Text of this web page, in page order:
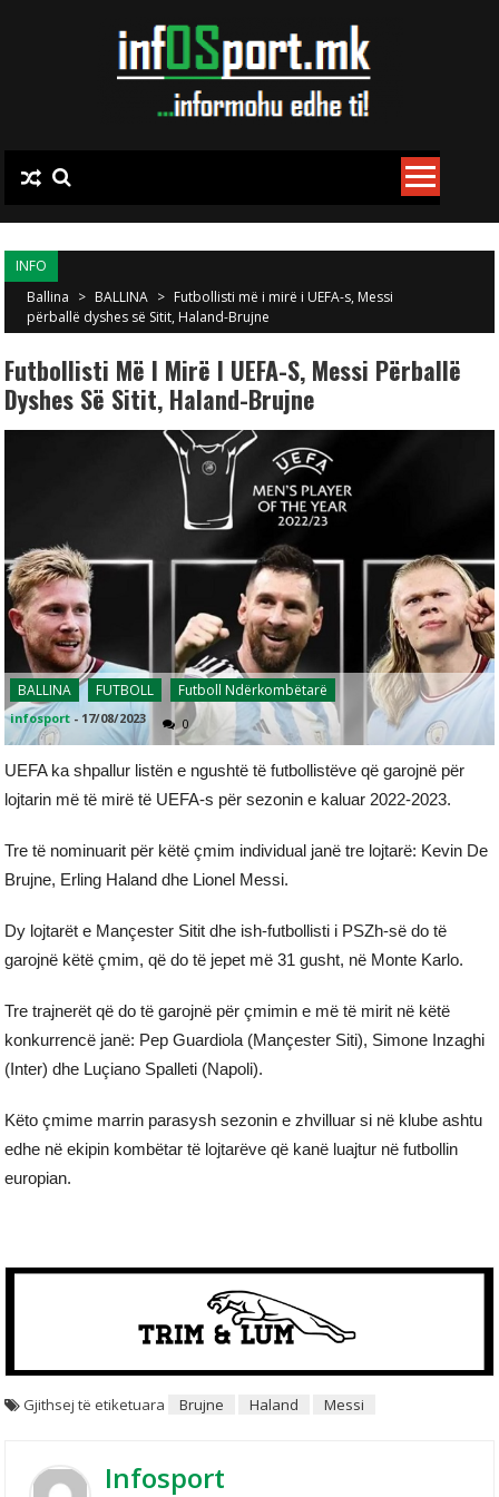
INFO
Ballina > BALLINA > Futbollisti më i mirë i UEFA-s, Messi
përballë dyshes së Sitit, Haland-Brujne
Futbollisti Më I Mirë I UEFA-S, Messi Përballë
Dyshes Së Sitit, Haland-Brujne
BALLINA FUTBOLL Futboll Ndërkombëtarë
infosport - 17/08/2023 0
UEFA ka shpallur listën e ngushtë të futbollistëve që garojnë për
lojtarin më të mirë të UEFA-s për sezonin e kaluar 2022-2023.
Tre të nominuarit për këtë çmim individual janë tre lojtarë: Kevin De
Brujne, Erling Haland dhe Lionel Messi.
Dy lojtarët e Mançester Sitit dhe ish-futbollisti i PSZh-së do të
garojnë këtë çmim, që do të jepet më 31 gusht, në Monte Karlo.
Tre trajnerët që do të garojnë për çmimin e më të mirit në këtë
konkurrencë janë: Pep Guardiola (Mançester Siti), Simone Inzaghi
(Inter) dhe Luçiano Spalleti (Napoli).
Këto çmime marrin parasysh sezonin e zhvilluar si në klube ashtu
edhe në ekipin kombëtar të lojtarëve që kanë luajtur në futbollin
europian.
Gjithsej të etiketuara Brujne Haland Messi
Infosport